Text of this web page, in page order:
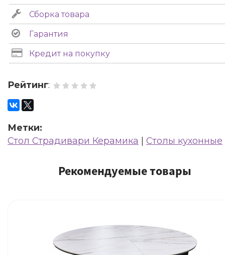
Сборка товара
Гарантия
Кредит на покупку
Рейтинг:
Метки:
Стол Страдивари Керамика | Столы кухонные
Рекомендуемые товары